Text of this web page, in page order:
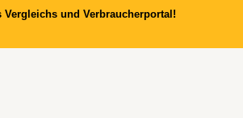
Vergleichs und Verbraucherportal!